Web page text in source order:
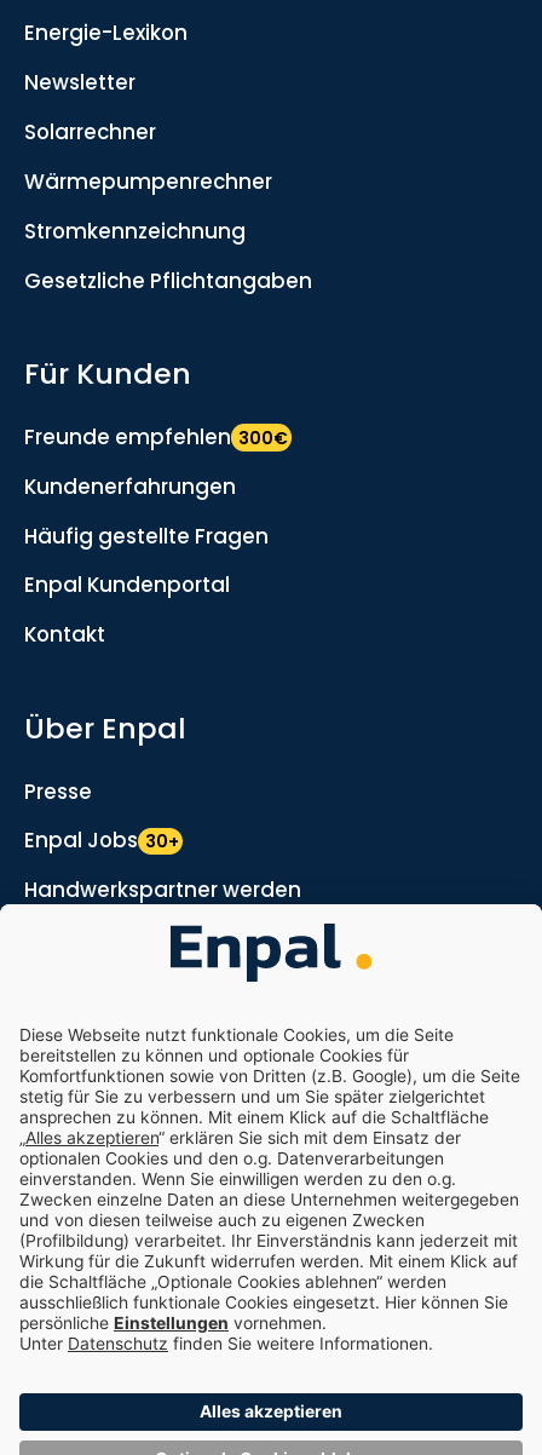
Energie-Lexikon
Newsletter
Solarrechner
Wärmepumpenrechner
Stromkennzeichnung
Gesetzliche Pflichtangaben
Für Kunden
Freunde empfehlen 300€
Kundenerfahrungen
Häufig gestellte Fragen
Enpal Kundenportal
Kontakt
Über Enpal
Presse
Enpal Jobs 30+
Handwerkspartner werden
Marketing- und Vertriebspartner werden
Enpal.pro
Enpal Corporate
Impressum
Datenschutz
Compliance
Choose language